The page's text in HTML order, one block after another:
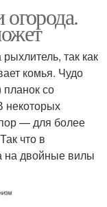
так как
комья. Чудо
планок со
— для более
что в
на двойные вилы